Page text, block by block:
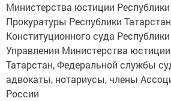
Министерства юстиции Республики
Прокуратуры Республики
Конституционного суда
Управления Министерства
Татарстан, Федеральной службы
адвокаты, нотариусы, члены
России